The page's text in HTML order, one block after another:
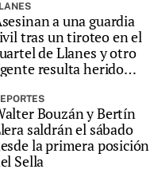
a una guardia
tras un tiroteo en el
de Llanes y otro
resulta herido
Bouzán y Bertín
saldrán el sábado
la primera posición
Sella